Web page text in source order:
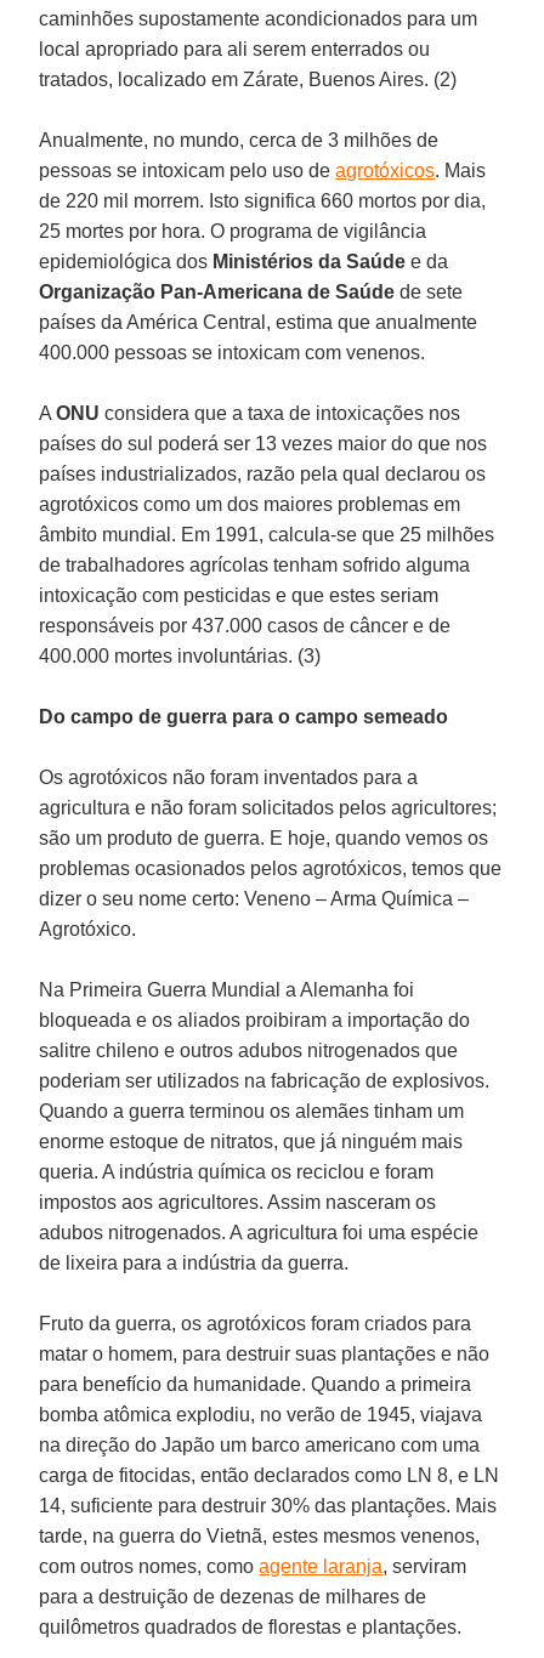
caminhões supostamente acondicionados para um
local apropriado para ali serem enterrados ou
tratados, localizado em Zárate, Buenos Aires. (2)
Anualmente, no mundo, cerca de 3 milhões de
pessoas se intoxicam pelo uso deagrotóxicos. Mais
de 220 mil morrem. Isto significa 660 mortos por dia,
25 mortes por hora. O programa de vigilância
epidemiológica dos Ministérios da Saúde e da
Organização Pan-Americana de Saúdede sete
países da América Central, estima que anualmente
400.000 pessoas se intoxicam com venenos.
AONUconsidera que a taxa de intoxicações nos
países do sul poderá ser 13 vezes maior do que nos
países industrializados, razão pela qual declarou os
agrotóxicos como um dos maiores problemas em
âmbito mundial. Em 1991, calcula-se que 25 milhões
de trabalhadores agrícolas tenham sofrido alguma
intoxicação com pesticidas e que estes seriam
responsáveis por 437.000 casos de câncer e de
400.000 mortes involuntárias. (3)
Do campo de guerra para o campo semeado
Os agrotóxicos não foram inventados para a
agricultura e não foram solicitados pelos agricultores;
são um produto de guerra. E hoje, quando vemos os
problemas ocasionados pelos agrotóxicos, temos que
dizer o seu nome certo: Veneno – Arma Química –
Agrotóxico.
Na Primeira Guerra Mundial a Alemanha foi
bloqueada e os aliados proibiram a importação do
salitre chileno e outros adubos nitrogenados que
poderiam ser utilizados na fabricação de explosivos.
Quando a guerra terminou os alemães tinham um
enorme estoque de nitratos, que já ninguém mais
queria. A indústria química os reciclou e foram
impostos aos agricultores. Assim nasceram os
adubos nitrogenados. A agricultura foi uma espécie
de lixeira para a indústria da guerra.
Fruto da guerra, os agrotóxicos foram criados para
matar o homem, para destruir suas plantações e não
para benefício da humanidade. Quando a primeira
bomba atômica explodiu, no verão de 1945, viajava
na direção do Japão um barco americano com uma
carga de fitocidas, então declarados como LN 8, e LN
14, suficiente para destruir 30% das plantações. Mais
tarde, na guerra do Vietnã, estes mesmos venenos,
com outros nomes, comoagente laranja, serviram
para a destruição de dezenas de milhares de
quilômetros quadrados de florestas e plantações.